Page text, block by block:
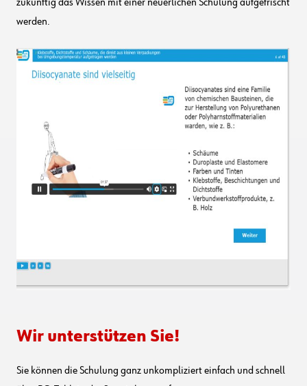
zukünftig das Wissen mit einer neuerlichen Schulung aufgefrischt
werden.
Wir unterstützen Sie!
Sie können die Schulung ganz unkompliziert einfach und schnell